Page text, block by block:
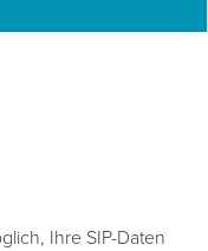
Ihre SIP-Daten